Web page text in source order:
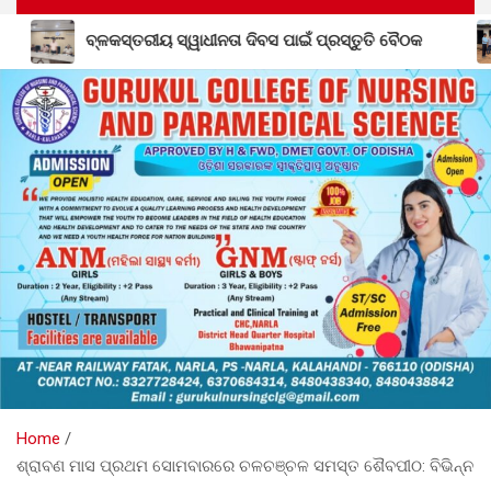
ପାଇଁ ପ୍ରସ୍ତୁତି ବୈଠକ ଲାଞ୍ଜିଗଡ଼ ବ୍ଲକ ଗସ୍ତରେ ଜିଲ୍ଲା
Home
ଶ୍ରାବଣ ମାସ ପ୍ରଥମ ସୋମବାରରେ ଚଳଚଞ୍ଚଳ ସମସ୍ତ ଶୈବପୀଠ: ବିଭିନ୍ନ